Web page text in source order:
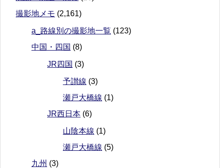
撮影地メモ (2,161)
a_路線別の撮影地一覧 (123)
中国・四国 (8)
JR四国 (3)
予讃線 (3)
瀬戸大橋線 (1)
JR西日本 (6)
山陰本線 (1)
瀬戸大橋線 (5)
九州 (3)